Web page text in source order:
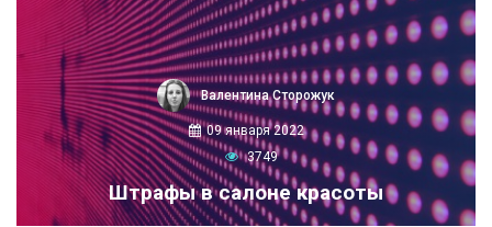
Валентина Сторожук
09 января 2022
3749
Штрафы в салоне красоты